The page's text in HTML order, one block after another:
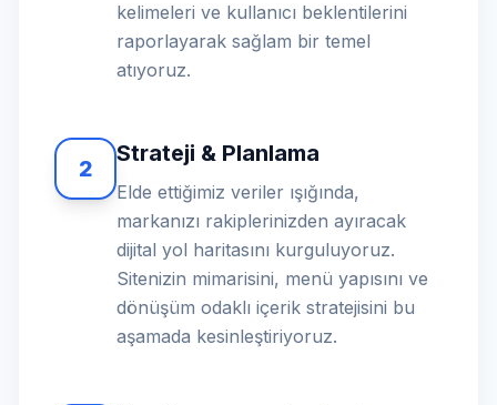
kelimeleri ve kullanıcı beklentilerini
raporlayarak sağlam bir temel
atıyoruz.
2
Strateji & Planlama
Elde ettiğimiz veriler ışığında,
markanızı rakiplerinizden ayıracak
dijital yol haritasını kurguluyoruz.
Sitenizin mimarisini, menü yapısını ve
dönüşüm odaklı içerik stratejisini bu
aşamada kesinleştiriyoruz.